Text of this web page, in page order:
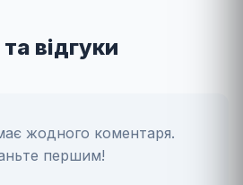
відгуки
жодного коментаря.
першим!